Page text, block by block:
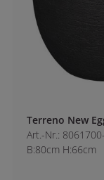
Terreno New
Art.-Nr.: 8061700-
B:80cm H:66cm